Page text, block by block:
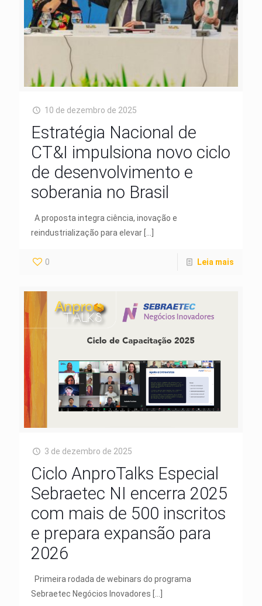
10 de dezembro de 2025
Estratégia Nacional de
CT&I impulsiona novo ciclo
de desenvolvimento e
soberania no Brasil
A proposta integra ciência, inovação e
reindustrialização para elevar
0 Leia mais
3 de dezembro de 2025
Ciclo AnproTalks Especial
Sebraetec NI encerra 2025
com mais de 500 inscritos
e prepara expansão para
2026
Primeira rodada de webinars do programa
Sebraetec Negócios Inovadores […]